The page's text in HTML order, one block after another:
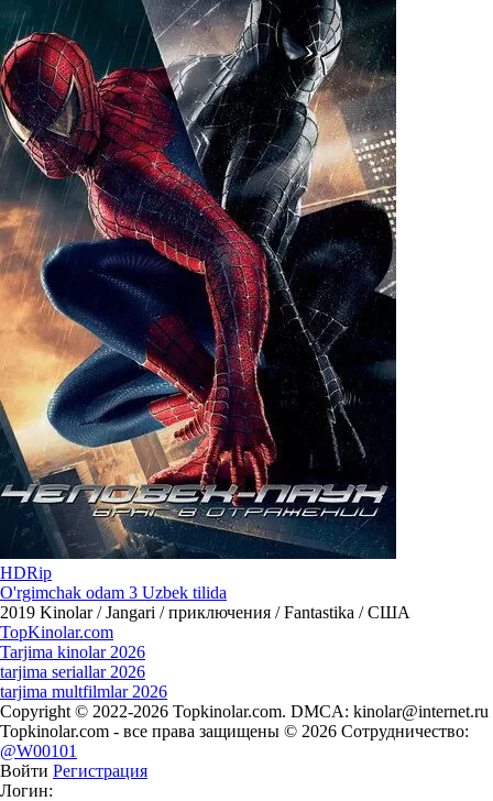
HDRip
O'rgimchak odam 3 Uzbek tilida
2019 Kinolar / Jangari / приключения / Fantastika / США
TopKinolar.com
Tarjima kinolar 2026
tarjima seriallar 2026
tarjima multfilmlar 2026
Copyright © 2022-2026 Topkinolar.com. DMCA: kinolar@internet.ru
Topkinolar.com - все права защищены © 2026 Сотрудничество:
@W00101
Войти Регистрация
Логин: